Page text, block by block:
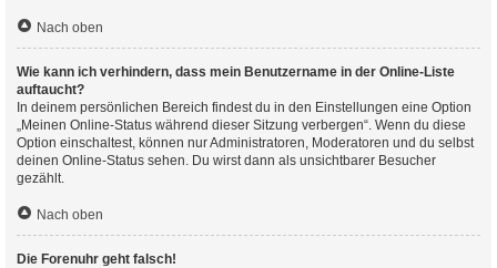
Nach oben
Wie kann ich verhindern, dass mein Benutzername in der Online-Liste
auftaucht?
In deinem persönlichen Bereich findest du in den Einstellungen eine Option
„Meinen Online-Status während dieser Sitzung verbergen“. Wenn du diese
Option einschaltest, können nur Administratoren, Moderatoren und du selbst
deinen Online-Status sehen. Du wirst dann als unsichtbarer Besucher
gezählt.
Nach oben
Die Forenuhr geht falsch!